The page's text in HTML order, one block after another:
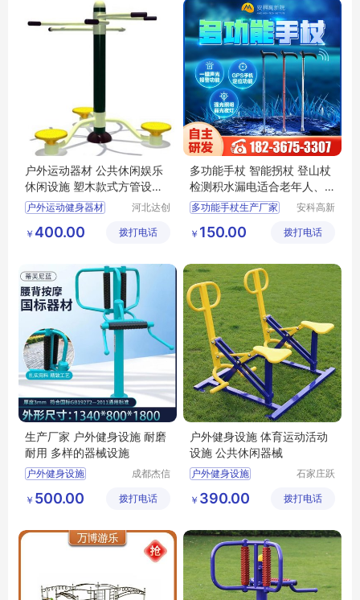
户外运动器材 公共休闲娱乐
休闲设施 塑木款式方管设施
加工
户外运动健身器材
河北达创
有限公司
￥ 400.00 拨打电话
多功能手杖 智能拐杖 登山杖
检测积水漏电适合老年人、
青年人适应
多功能手杖生产厂家
多功能登山装备
安科高新
南）研究
￥ 150.00 拨打电话
生产厂家 户外健身设施 耐磨
耐用 多样的器械设施
户外健身设施
户外健身器材品牌
健身器材户外
成都杰信
品有限公
￥ 500.00 拨打电话
户外健身设施 体育运动活动
设施 公共休闲器械
户外健身设施
公共休闲器械
石家庄跃
材有限公
￥ 390.00 拨打电话